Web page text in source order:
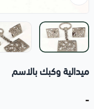
ميدالية وكبك بالاسم
-